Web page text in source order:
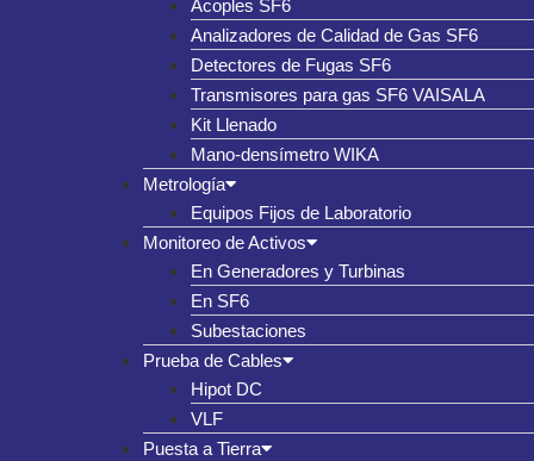
Acoples SF6
Analizadores de Calidad de Gas SF6
Detectores de Fugas SF6
Transmisores para gas SF6 VAISALA
Kit Llenado
Mano-densímetro WIKA
Metrología
Equipos Fijos de Laboratorio
Monitoreo de Activos
En Generadores y Turbinas
En SF6
Subestaciones
Prueba de Cables
Hipot DC
VLF
Puesta a Tierra